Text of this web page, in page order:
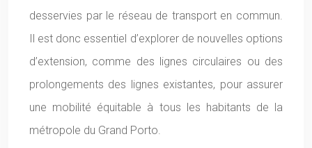
desservies par le réseau de transport en commun.
Il est donc essentiel d’explorer de nouvelles options
d’extension, comme des lignes circulaires ou des
prolongements des lignes existantes, pour assurer
une mobilité équitable à tous les habitants de la
métropole du Grand Porto.